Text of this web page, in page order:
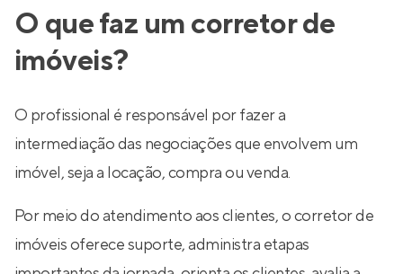
O que faz um corretor de
imóveis?
O profissional é responsável por fazer a
intermediação das negociações que envolvem um
imóvel, seja a locação, compra ou venda.
Por meio do atendimento aos clientes, o corretor de
imóveis oferece suporte, administra etapas